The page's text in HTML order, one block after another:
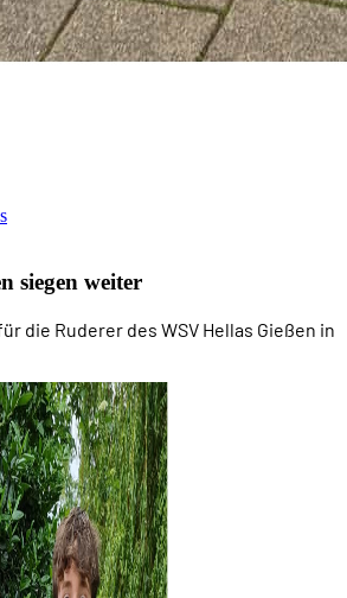
siegen weiter
die Ruderer des WSV Hellas Gießen in